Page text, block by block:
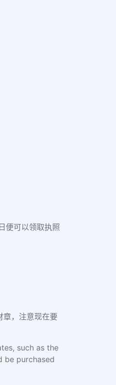
便可以领取执照
章，注意现在要
such as the
be purchased